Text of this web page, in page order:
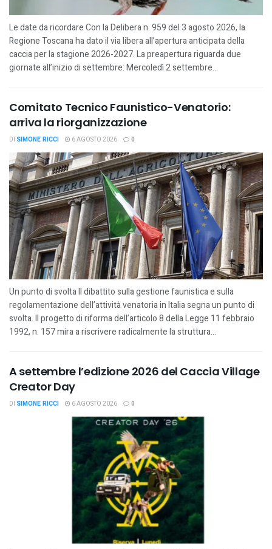
Le date da ricordare Con la Delibera n. 959 del 3 agosto 2026, la
Regione Toscana ha dato il via libera all’apertura anticipata della
caccia per la stagione 2026-2027. La preapertura riguarda due
giornate all’inizio di settembre: Mercoledì 2 settembre...
Comitato Tecnico Faunistico-Venatorio:
arriva la riorganizzazione
DI SIMONE RICCI 6 AGOSTO 2026 0
Un punto di svolta Il dibattito sulla gestione faunistica e sulla
regolamentazione dell’attività venatoria in Italia segna un punto di
svolta. Il progetto di riforma dell’articolo 8 della Legge 11 febbraio
1992, n. 157 mira a riscrivere radicalmente la struttura...
A settembre l’edizione 2026 del Caccia Village
Creator Day
DI SIMONE RICCI 6 AGOSTO 2026 0